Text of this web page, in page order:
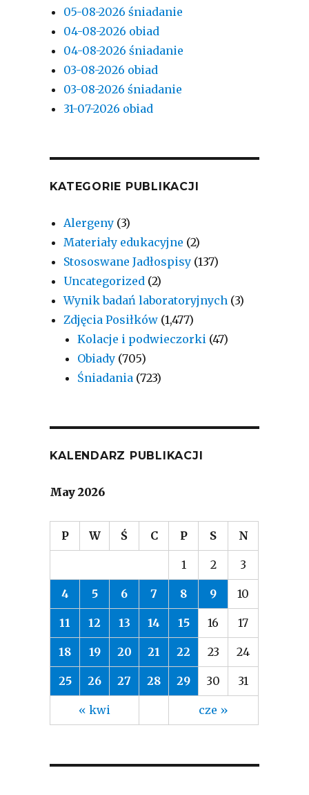
05-08-2026 śniadanie
04-08-2026 obiad
04-08-2026 śniadanie
03-08-2026 obiad
03-08-2026 śniadanie
31-07-2026 obiad
KATEGORIE PUBLIKACJI
Alergeny (3)
Materiały edukacyjne (2)
Stososwane Jadłospisy (137)
Uncategorized (2)
Wynik badań laboratoryjnych (3)
Zdjęcia Posiłków (1,477)
Kolacje i podwieczorki (47)
Obiady (705)
Śniadania (723)
KALENDARZ PUBLIKACJI
May 2026
P W Ś C P S N
« kwi cze »
1 2 3
4 5 6 7 8 9 10
11 12 13 14 15 16 17
18 19 20 21 22 23 24
25 26 27 28 29 30 31